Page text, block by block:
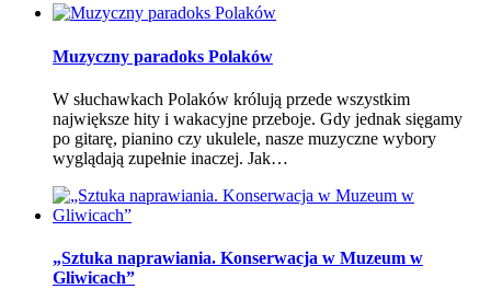
Muzyczny paradoks Polaków
W słuchawkach Polaków królują przede wszystkim
największe hity i wakacyjne przeboje. Gdy jednak sięgamy
po gitarę, pianino czy ukulele, nasze muzyczne wybory
wyglądają zupełnie inaczej. Jak…
„Sztuka naprawiania. Konserwacja w Muzeum w
Gliwicach”